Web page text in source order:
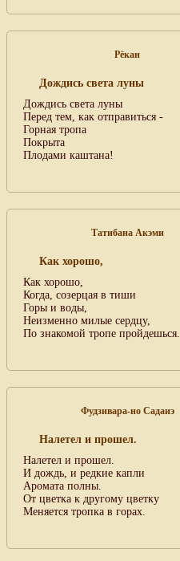
Рёкан
Дождись света луны
Дождись света луны
Перед тем, как отправиться -
Горная тропа
Покрыта
Плодами каштана!
Татибана Акэми
Как хорошо,
Как хорошо,
Когда, созерцая в тиши
Горы и воды,
Неизменно милые сердцу,
По знакомой тропе пройдешься.
Фудзивара-но Садаиэ
Налетел и прошел.
Налетел и прошел.
И дождь, и редкие капли
Аромата полны.
От цветка к другому цветку
Меняется тропка в горах.